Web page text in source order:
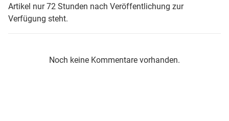
Artikel nur 72 Stunden nach Veröffentlichung zur
Verfügung steht.
Noch keine Kommentare vorhanden.